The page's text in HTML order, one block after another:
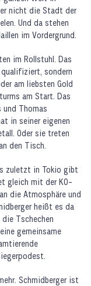
nicht die Stadt der
Und da stehen
im Vordergrund.
im Rollstuhl. Das
sondern
am liebsten Gold
am Start. Das
und Thomas
in seiner eigenen
Oder sie treten
den Tisch.
zuletzt in Tokio gibt
gleich mit der KO-
die Atmosphäre und
heißt es da
Tschechen
gemeinsame
Schmidberger ist